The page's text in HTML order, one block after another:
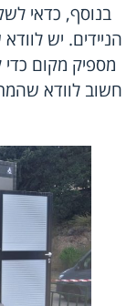
בנוסף, כדאי
הניידים. יש
מספיק מקום
חשוב לוודא